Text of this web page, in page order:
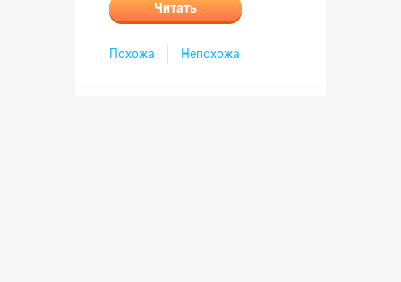
Читать
Похожа Непохожа